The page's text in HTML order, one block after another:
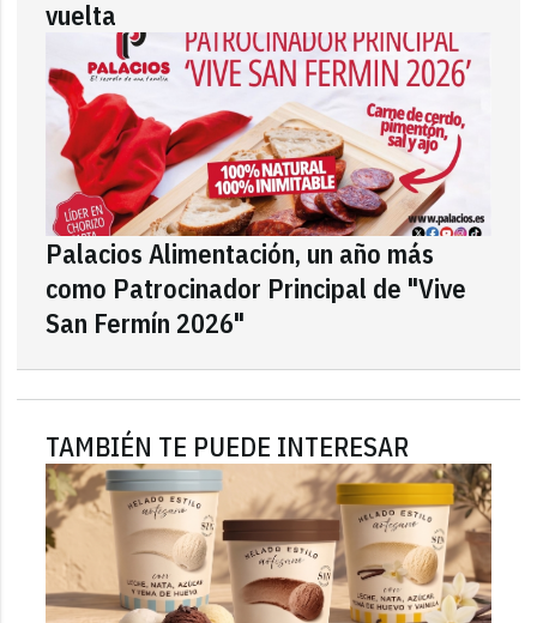
vuelta
Palacios Alimentación, un año más
como Patrocinador Principal de "Vive
San Fermín 2026"
TAMBIÉN TE PUEDE INTERESAR